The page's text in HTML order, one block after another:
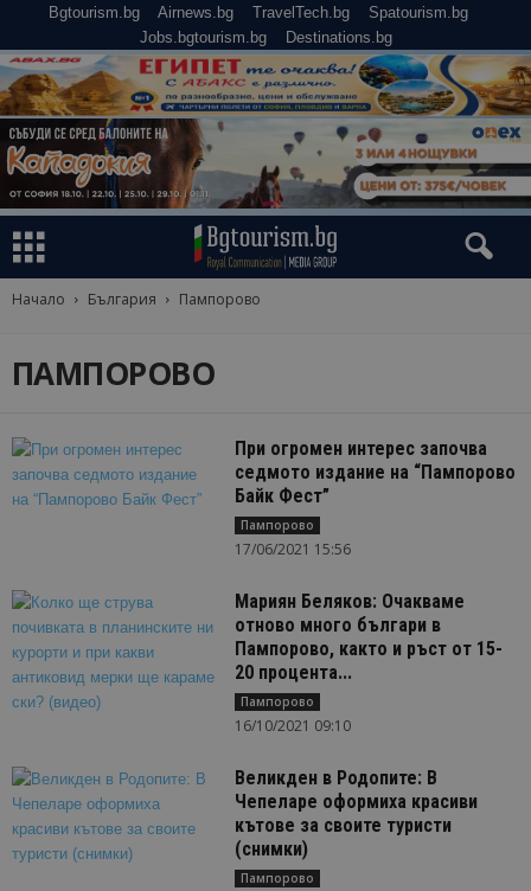
Bgtourism.bg Airnews.bg TravelTech.bg
Spatourism.bg
Jobs.bgtourism.bg
Destinations.bg
Начало България Пампорово
ПАМПОРОВО
При огромен интерес започва
седмото издание на “Пампорово
Байк Фест”
Пампорово
17/06/2021 15:56
Мариян Беляков: Очакваме
отново много българи в
Пампорово, както и ръст от 15-
20 процента...
Пампорово
16/10/2021 09:10
Великден в Родопите: В
Чепеларе оформиха красиви
кътове за своите туристи
(снимки)
Пампорово